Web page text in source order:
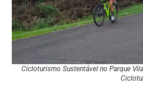
Cicloturismo Sustentável no Parque